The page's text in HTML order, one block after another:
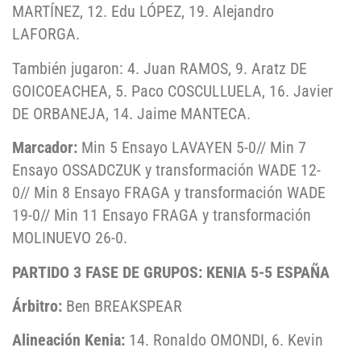
MARTÍNEZ, 12. Edu LÓPEZ, 19. Alejandro
LAFORGA.
También jugaron: 4. Juan RAMOS, 9. Aratz DE
GOICOEACHEA, 5. Paco COSCULLUELA, 16. Javier
DE ORBANEJA, 14. Jaime MANTECA.
Marcador: Min 5 Ensayo LAVAYEN 5-0// Min 7
Ensayo OSSADCZUK y transformación WADE 12-
0// Min 8 Ensayo FRAGA y transformación WADE
19-0// Min 11 Ensayo FRAGA y transformación
MOLINUEVO 26-0.
PARTIDO 3 FASE DE GRUPOS: KENIA 5-5 ESPAÑA
Árbitro: Ben BREAKSPEAR
Alineación Kenia: 14. Ronaldo OMONDI, 6. Kevin